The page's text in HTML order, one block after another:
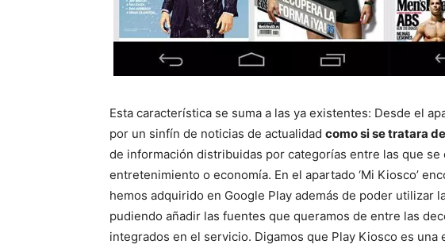
Esta característica se suma a las ya existentes: Desde el
por un sinfín de noticias de actualidad como si se tratara
de información distribuidas por categorías entre las que
entretenimiento o economía. En el apartado ‘Mi Kiosco’
hemos adquirido en Google Play además de poder utilizar
pudiendo añadir las fuentes que queramos de entre las
integrados en el servicio. Digamos que Play Kiosco es